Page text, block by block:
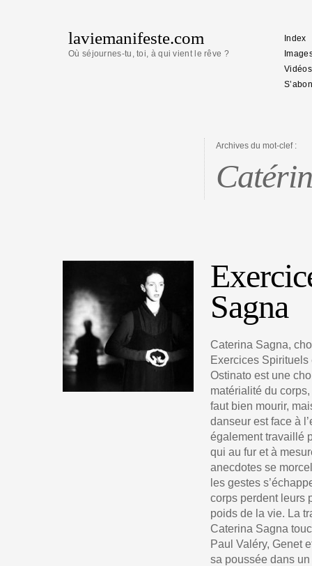
laviemanifeste.com
Où séjournes-tu, toi, à qui vient le rêve ?
Index
Vidéos
Archives du mot-clef :
Sagna
Caterina Sagna,
Exercices
Ostinato est une
matérialité du
faut bien mourir,
danseur est face à
également travaillé
qui au fur et à
anecdotes se
les gestes
corps perdent leurs
poids de la vie. La
Caterina Sagna
Paul Valéry, Genet
sa poussée dans